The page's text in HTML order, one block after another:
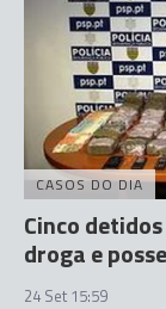
CASOS DO DIA
Cinco
droga e
24 Set 15:59